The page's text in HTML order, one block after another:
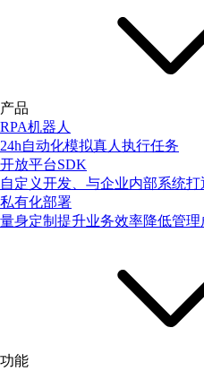
产品
RPA机器人
24h自动化模拟真人执行任务
开放平台SDK
自定义开发、与企业内部系统打
私有化部署
量身定制提升业务效率降低管理
功能